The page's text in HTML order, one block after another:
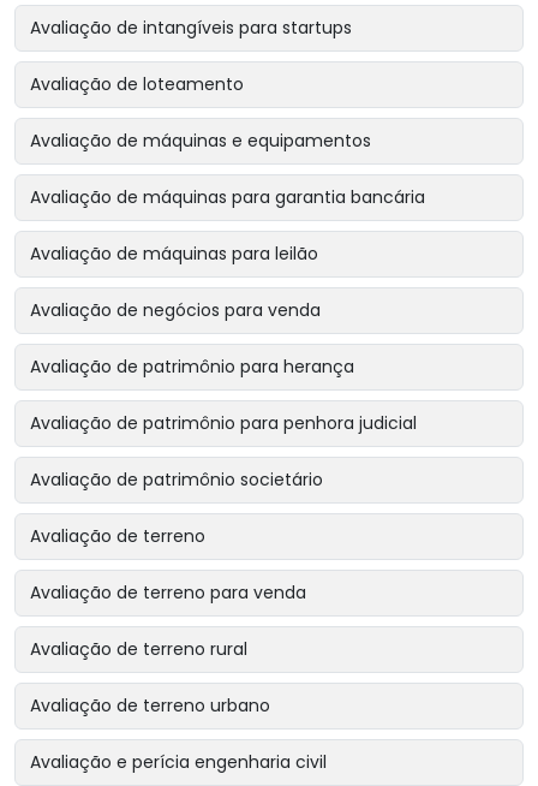
Avaliação de intangíveis para startups
Avaliação de loteamento
Avaliação de máquinas e equipamentos
Avaliação de máquinas para garantia bancária
Avaliação de máquinas para leilão
Avaliação de negócios para venda
Avaliação de patrimônio para herança
Avaliação de patrimônio para penhora judicial
Avaliação de patrimônio societário
Avaliação de terreno
Avaliação de terreno para venda
Avaliação de terreno rural
Avaliação de terreno urbano
Avaliação e perícia engenharia civil